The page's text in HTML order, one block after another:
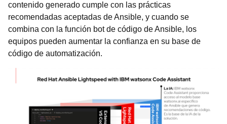
contenido generado cumple con las prácticas
recomendadas aceptadas de Ansible, y cuando se
combina con la función bot de código de Ansible, los
equipos pueden aumentar la confianza en su base de
código de automatización.